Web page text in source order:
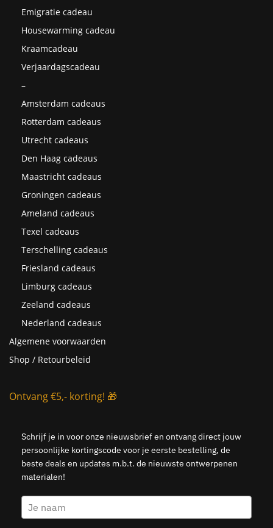
Emigratie cadeau
Housewarming cadeau
Kraamcadeau
Verjaardagscadeau
–
Amsterdam cadeaus
Rotterdam cadeaus
Utrecht cadeaus
Den Haag cadeaus
Maastricht cadeaus
Groningen cadeaus
Ameland cadeaus
Texel cadeaus
Terschelling cadeaus
Friesland cadeaus
Limburg cadeaus
Zeeland cadeaus
Nederland cadeaus
Algemene voorwaarden
Shop / Retourbeleid
Ontvang €5,- korting! 🎁
Schrijf je in voor onze nieuwsbrief en ontvang direct jouw
persoonlijke kortingscode voor je eerste bestelling, de
beste deals en updates m.b.t. de nieuwste ontwerpenen
materialen!